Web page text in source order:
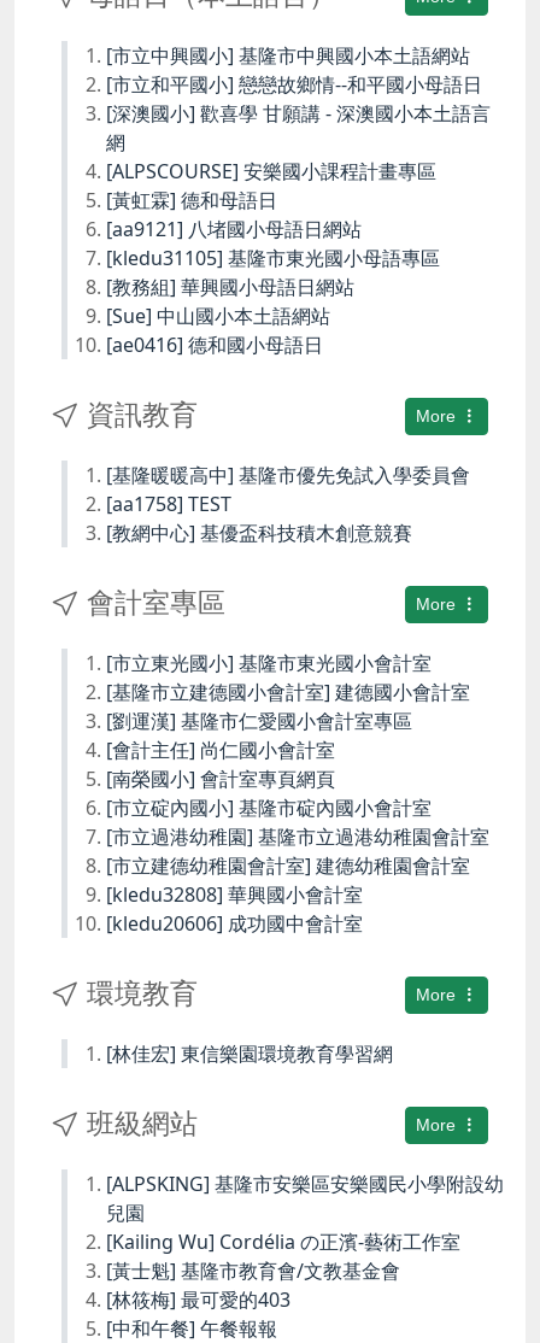
[市立中興國小] 基隆市中興國小本土語網站
[市立和平國小] 戀戀故鄉情--和平國小母語日
[深澳國小] 歡喜學 甘願講 - 深澳國小本土語言
網
[ALPSCOURSE] 安樂國小課程計畫專區
[黃虹霖] 德和母語日
[aa9121] 八堵國小母語日網站
[kledu31105] 基隆市東光國小母語專區
[教務組] 華興國小母語日網站
[Sue] 中山國小本土語網站
[ae0416] 德和國小母語日
More
資訊教育
[基隆暖暖高中] 基隆市優先免試入學委員會
[aa1758] TEST
[教網中心] 基優盃科技積木創意競賽
More
會計室專區
[市立東光國小] 基隆市東光國小會計室
[基隆市立建德國小會計室] 建德國小會計室
[劉運漢] 基隆市仁愛國小會計室專區
[會計主任] 尚仁國小會計室
[南榮國小] 會計室專頁網頁
[市立碇內國小] 基隆市碇內國小會計室
[市立過港幼稚園] 基隆市立過港幼稚園會計室
[市立建德幼稚園會計室] 建德幼稚園會計室
[kledu32808] 華興國小會計室
[kledu20606] 成功國中會計室
More
環境教育
[林佳宏] 東信樂園環境教育學習網
More
班級網站
[ALPSKING] 基隆市安樂區安樂國民小學附設幼
兒園
[Kailing Wu] Cordélia の正濱-藝術工作室
[黃士魁] 基隆市教育會/文教基金會
[林筱梅] 最可愛的403
[中和午餐] 午餐報報